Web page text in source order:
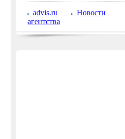
advis.ru
Новости
агентства